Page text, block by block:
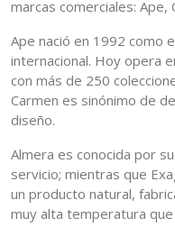
marcas comerciales: Ape,
Ape nació en 1992 como
internacional. Hoy opera
con más de 250
Carmen es sinónimo de
diseño.
Almera es conocida por
servicio; mientras que
un producto natural,
muy alta temperatura